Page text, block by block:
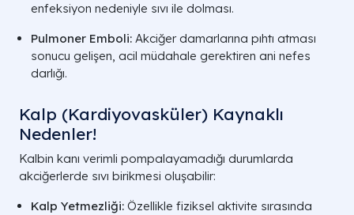
enfeksiyon nedeniyle sıvı ile dolması.
Pulmoner Emboli: Akciğer damarlarına pıhtı atması
sonucu gelişen, acil müdahale gerektiren ani nefes
darlığı.
Kalp (Kardiyovasküler) Kaynaklı
Nedenler!
Kalbin kanı verimli pompalayamadığı durumlarda
akciğerlerde sıvı birikmesi oluşabilir:
Kalp Yetmezliği: Özellikle fiziksel aktivite sırasında